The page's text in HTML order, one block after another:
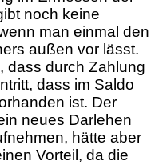
noch keine
man einmal den
außen vor lässt.
dass durch Zahlung
dass im Saldo
ist. Der
neues Darlehen
hätte aber
Vorteil, da die